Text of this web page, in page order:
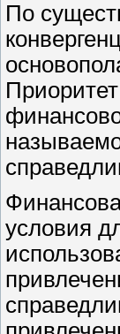
По
условия